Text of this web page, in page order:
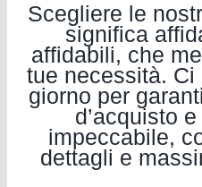
Scegliere le
significa
affidabili, che
tue necessità. Ci
giorno per
d’acquisto
impeccabile,
dettagli e